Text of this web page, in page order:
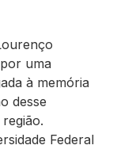
uma
à memória
desse
Federal